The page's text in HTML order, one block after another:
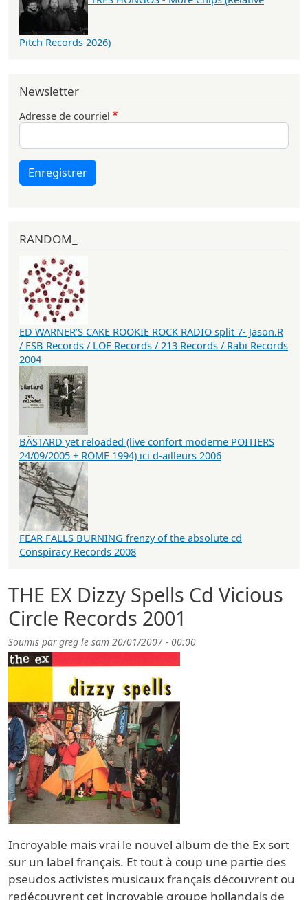
THE EX Dizzy Spells Cd Vicious
Circle Records 2001
Soumis pargreg le sam 20/01/2007 - 00:00
Incroyable mais vrai le nouvel album de the Ex sort
sur un label français. Et tout à coup une partie des
pseudos activistes musicaux français découvrent ou
redécouvrent cet incroyable groupe hollandais de
Pitch Records 2026)
Newsletter
Adresse de courriel
Enregistrer
RANDOM_
ED WARNER’S CAKE ROOKIE ROCK RADIO split 7- Jason.R
/ ESB Records / LOF Records / 213 Records / Rabi Records
2004
BÄSTARD yet reloaded (live confort moderne POITIERS
24/09/2005 + ROME 1994) ici d-ailleurs 2006
FEAR FALLS BURNING frenzy of the absolute cd
Conspiracy Records 2008